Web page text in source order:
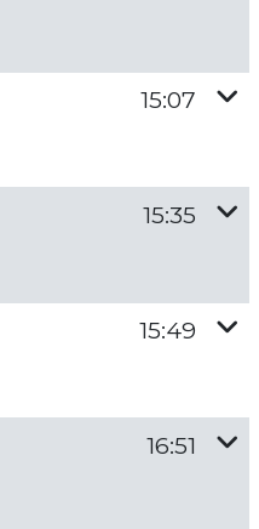
15:07
15:35
15:49
16:51